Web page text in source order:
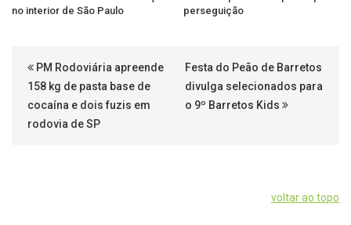
no interior de São Paulo
perseguição
PM Rodoviária apreende
158 kg de pasta base de
cocaína e dois fuzis em
rodovia de SP
Festa do Peão de Barretos
divulga selecionados para
o 9º Barretos Kids
voltar ao topo